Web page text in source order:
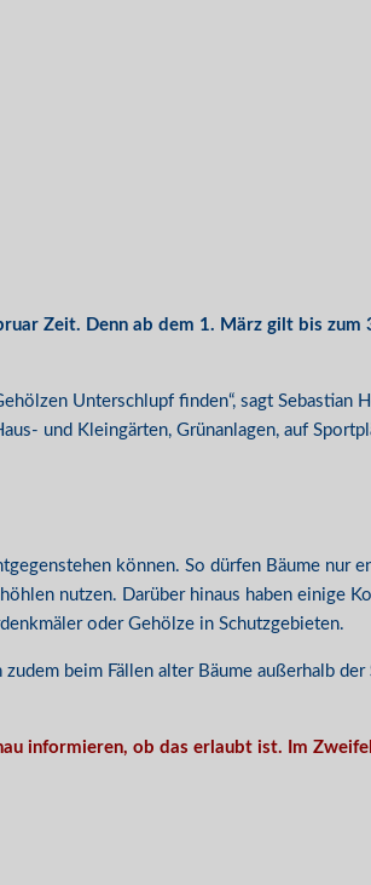
Zeit. Denn ab dem 1. März gilt bis
Unterschlupf finden“, sagt
und Kleingärten, Grünanlagen, auf
können. So dürfen Bäume nur
nutzen. Darüber hinaus haben einige
oder Gehölze in Schutzgebieten.
zudem beim Fällen alter Bäume außerhalb der
informieren, ob das erlaubt ist. Im